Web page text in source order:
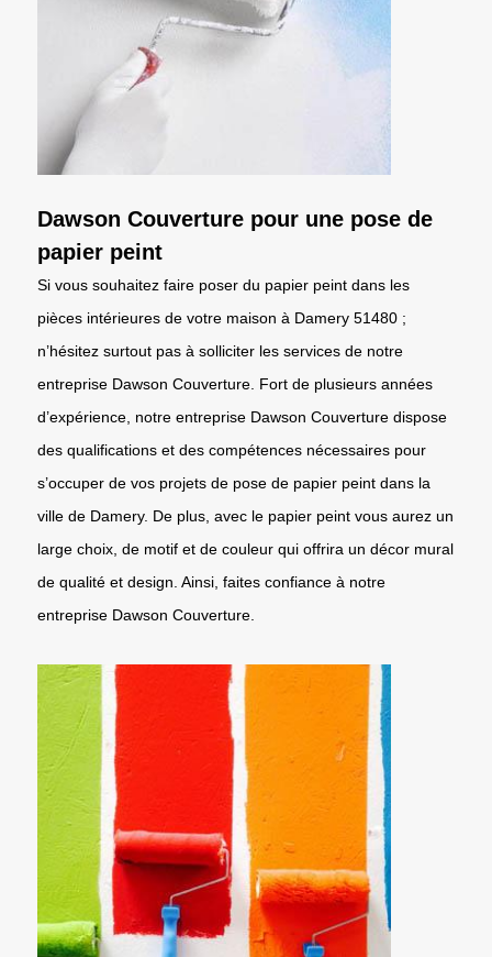
Dawson Couverture pour une pose de
papier peint
Si vous souhaitez faire poser du papier peint dans les
pièces intérieures de votre maison à Damery 51480 ;
n’hésitez surtout pas à solliciter les services de notre
entreprise Dawson Couverture. Fort de plusieurs années
d’expérience, notre entreprise Dawson Couverture dispose
des qualifications et des compétences nécessaires pour
s’occuper de vos projets de pose de papier peint dans la
ville de Damery. De plus, avec le papier peint vous aurez un
large choix, de motif et de couleur qui offrira un décor mural
de qualité et design. Ainsi, faites confiance à notre
entreprise Dawson Couverture.